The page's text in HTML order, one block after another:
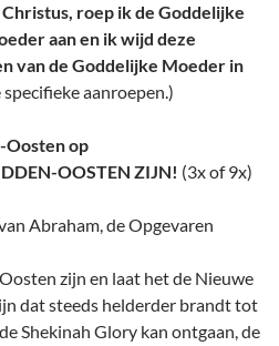
roep ik de Goddelijke
aan en ik wijd deze
van de Goddelijke Moeder in
specifieke aanroepen.)
Oosten op
OOSTEN ZIJN! (3x of 9x)
Abraham, de Opgevaren
zijn en laat het de Nieuwe
dat steeds helderder brandt tot
Shekinah Glory kan ontgaan, de